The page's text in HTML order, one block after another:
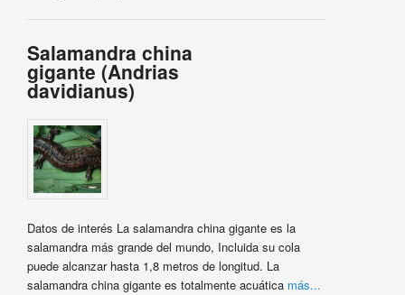
Salamandra china
gigante (Andrias
davidianus)
Datos de interés La salamandra china gigante es la
salamandra más grande del mundo, Incluida su cola
puede alcanzar hasta 1,8 metros de longitud. La
salamandra china gigante es totalmente acuática más...